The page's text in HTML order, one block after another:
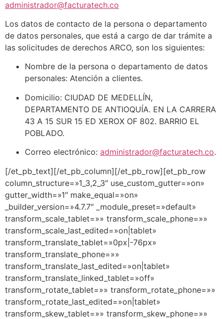
administrador@facturatech.co
Los datos de contacto de la persona o departamento
de datos personales, que está a cargo de dar trámite a
las solicitudes de derechos ARCO, son los siguientes:
Nombre de la persona o departamento de datos
personales: Atención a clientes.
Domicilio: CIUDAD DE MEDELLÍN,
DEPARTAMENTO DE ANTIOQUÍA. EN LA CARRERA
43 A 15 SUR 15 ED XEROX OF 802. BARRIO EL
POBLADO.
Correo electrónico: administrador@facturatech.co.
[/et_pb_text][/et_pb_column][/et_pb_row][et_pb_row
column_structure=»1_3,2_3″ use_custom_gutter=»on»
gutter_width=»1″ make_equal=»on»
_builder_version=»4.7.7″ _module_preset=»default»
transform_scale_tablet=»» transform_scale_phone=»»
transform_scale_last_edited=»on|tablet»
transform_translate_tablet=»0px|-76px»
transform_translate_phone=»»
transform_translate_last_edited=»on|tablet»
transform_translate_linked_tablet=»off»
transform_rotate_tablet=»» transform_rotate_phone=»»
transform_rotate_last_edited=»on|tablet»
transform_skew_tablet=»» transform_skew_phone=»»